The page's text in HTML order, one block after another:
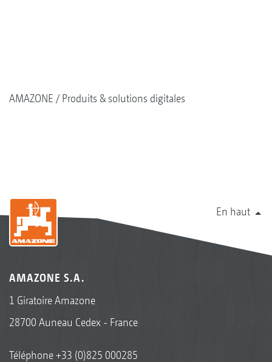
AMAZONE Produits & solutions digitales
En haut
AMAZONE S.A.
1 Giratoire Amazone
28700 Auneau Cedex - France
Téléphone+33 (0)825 000285